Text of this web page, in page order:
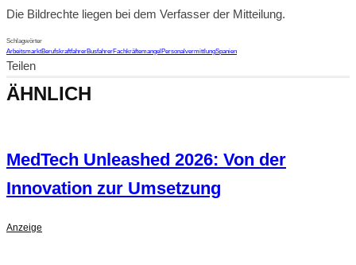
Die Bildrechte liegen bei dem Verfasser der Mitteilung.
Schlagwörter
ArbeitsmarktBerufskraftfahrerBusfahrerFachkräftemangel PersonalvermittlungSpanien
Teilen
ÄHNLICH
MedTech Unleashed 2026: Von der
Innovation zur Umsetzung
Anzeige